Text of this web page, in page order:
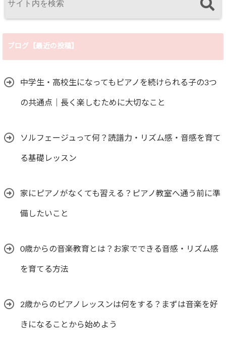
ブログ【最近の投稿】
中学生・高校生になってもピアノを続けられる子の3つ
の共通点｜長く楽しむために大切なこと
ソルフェージュって何？読譜力・リズム感・音感を育て
る基礎レッスン
家にピアノがなくても習える？ピアノ教室へ通う前に準
備したいこと
0歳からの音楽教育とは？お家でできる音感・リズム感
を育てる方法
2歳からのピアノレッスンは何をする？まずは音楽を好
きになることから始めよう